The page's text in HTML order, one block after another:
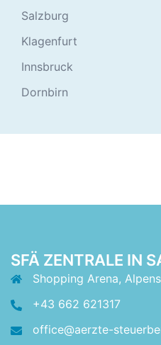
Salzburg
Klagenfurt
Innsbruck
Dornbirn
SFÄ ZENTRALE IN
Shopping Arena,
+43 662 621317
office@aerzte-